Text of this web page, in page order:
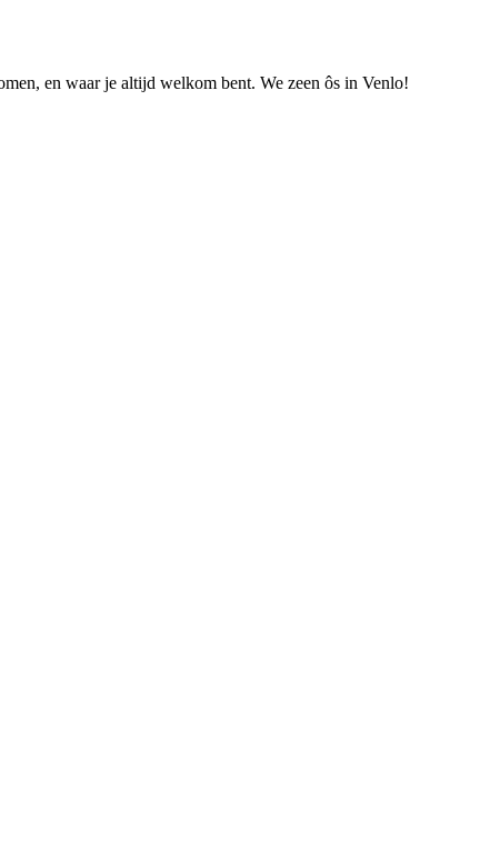
en waar je altijd welkom bent. We zeen ôs in Venlo!